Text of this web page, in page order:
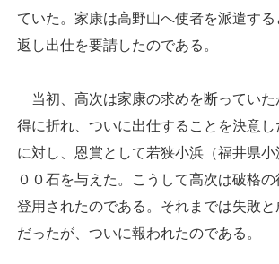
ていた。家康は高野山へ使者を派遣する
返し出仕を要請したのである。
当初、高次は家康の求めを断っていた
得に折れ、ついに出仕することを決意
に対し、恩賞として若狭小浜（福井県小
００石を与えた。こうして高次は破格
登用されたのである。それまでは失敗と
だったが、ついに報われたのである。